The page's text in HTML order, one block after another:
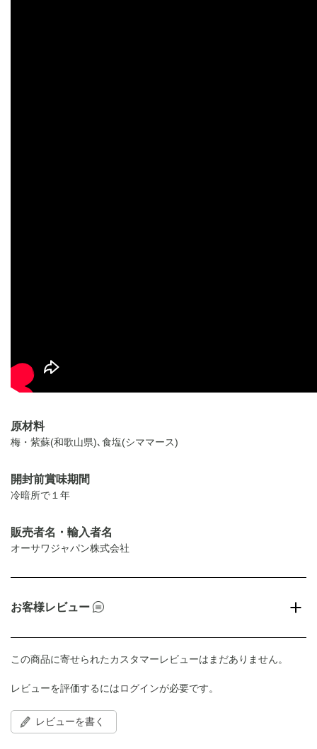
原材料
梅・紫蘇(和歌山県)､食塩(シママース)
開封前賞味期間
冷暗所で１年
販売者名・輸入者名
オーサワジャパン株式会社
お客様レビュー
この商品に寄せられたカスタマーレビューはまだありません。
レビューを評価するにはログインが必要です。
レビューを書く